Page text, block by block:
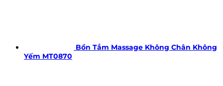
Bồn Tắm Massage Không Chân Không
Yếm MT0870